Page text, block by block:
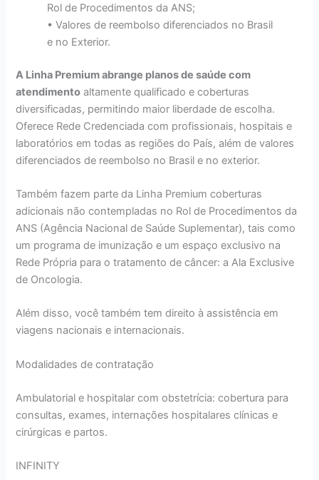
Rol de Procedimentos da ANS;
• Valores de reembolso diferenciados no Brasil
e no Exterior.
A Linha Premium abrange planos de saúde com
atendimento altamente qualificado e coberturas
diversificadas, permitindo maior liberdade de escolha.
Oferece Rede Credenciada com profissionais, hospitais e
laboratórios em todas as regiões do País, além de valores
diferenciados de reembolso no Brasil e no exterior.
Também fazem parte da Linha Premium coberturas
adicionais não contempladas no Rol de Procedimentos da
ANS (Agência Nacional de Saúde Suplementar), tais como
um programa de imunização e um espaço exclusivo na
Rede Própria para o tratamento de câncer: a Ala Exclusive
de Oncologia.
Além disso, você também tem direito à assistência em
viagens nacionais e internacionais.
Modalidades de contratação
Ambulatorial e hospitalar com obstetrícia: cobertura para
consultas, exames, internações hospitalares clínicas e
cirúrgicas e partos.
INFINITY